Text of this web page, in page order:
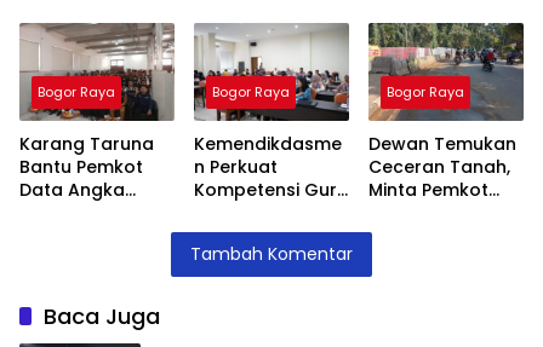
Terang,
Pertemuan
Hasilkan 4 Poin
Kesepakatan
Area Parkir,
Ketua PWI
Dilarang Parkir
Teguran Tertulis
Pada Kontraktor
Bogor Raya
Karang Taruna
Bantu Pemkot
Data Angka
Bogor Raya
Kemendikdasme
n Perkuat
Kompetensi Guru
Lalubi Untuk
Apresiasi ABK
Bogor Raya
Dewan Temukan
Ceceran Tanah,
Minta Pemkot
Trase Baru
Tambah Komentar
Baca Juga